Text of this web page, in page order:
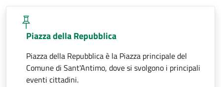
Piazza della Repubblica
Piazza della Repubblica è la Piazza principale del
Comune di Sant'Antimo, dove si svolgono i principali
eventi cittadini.